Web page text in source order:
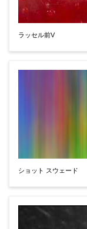
ラッセル前V
ショット スウェード